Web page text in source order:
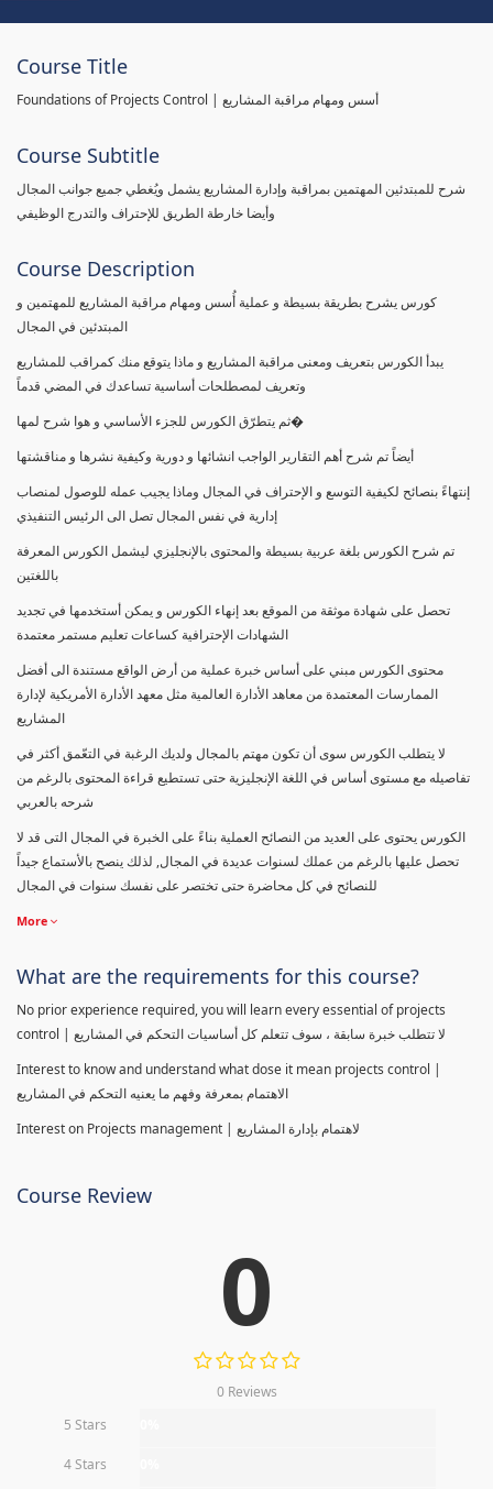
Course Title
Foundations of Projects Control | أسس ومهام مراقبة المشاريع
Course Subtitle
شرح للمبتدئين المهتمين بمراقبة وإدارة المشاريع يشمل ويُغطي جميع جوانب المجال
وأيضا خارطة الطريق للإحتراف والتدرج الوظيفي
Course Description
كورس يشرح بطريقة بسيطة و عملية أُسس ومهام مراقبة المشاريع للمهتمين و
المبتدئين في المجال
يبدأ الكورس بتعريف ومعنى مراقبة المشاريع و ماذا يتوقع منك كمراقب للمشاريع
وتعريف لمصطلحات أساسية تساعدك في المضي قدماً
ثم يتطرّق الكورس للجزء الأساسي و هوا شرح لمها�
أيضاً تم شرح أهم التقارير الواجب انشائها و دورية وكيفية نشرها و مناقشتها
إنتهاءً بنصائح لكيفية التوسع و الإحتراف في المجال وماذا يجيب عمله للوصول لمنصاب
إدارية في نفس المجال تصل الى الرئيس التنفيذي
تم شرح الكورس بلغة عربية بسيطة والمحتوى بالإنجليزي ليشمل الكورس المعرفة
باللغتين
تحصل على شهادة موثقة من الموقع بعد إنهاء الكورس و يمكن أستخدمها في تجديد
الشهادات الإحترافية كساعات تعليم مستمر معتمدة
محتوى الكورس مبني على أساس خبرة عملية من أرض الواقع مستندة الى أفضل
الممارسات المعتمدة من معاهد الأدارة العالمية مثل معهد الأدارة الأمريكية لإدارة
المشاريع
لا يتطلب الكورس سوى أن تكون مهتم بالمجال ولديك الرغبة في التعّمق أكثر في
تفاصيله مع مستوى أساس في اللغة الإنجليزية حتى تستطيع قراءة المحتوى بالرغم من
شرحه بالعربي
الكورس يحتوى على العديد من النصائح العملية بناءً على الخبرة في المجال التى قد لا
تحصل عليها بالرغم من عملك لسنوات عديدة في المجال, لذلك ينصح بالأستماع جيداً
للنصائح في كل محاضرة حتى تختصر على نفسك سنوات في المجال
More
What are the requirements for this course?
No prior experience required, you will learn every essential of projects
control | لا تتطلب خبرة سابقة ، سوف تتعلم كل أساسيات التحكم في المشاريع
Interest to know and understand what dose it mean projects control |
الاهتمام بمعرفة وفهم ما يعنيه التحكم في المشاريع
Interest on Projects management | لاهتمام بإدارة المشاريع
Course Review
0
0 Reviews
5 Stars
4 Stars